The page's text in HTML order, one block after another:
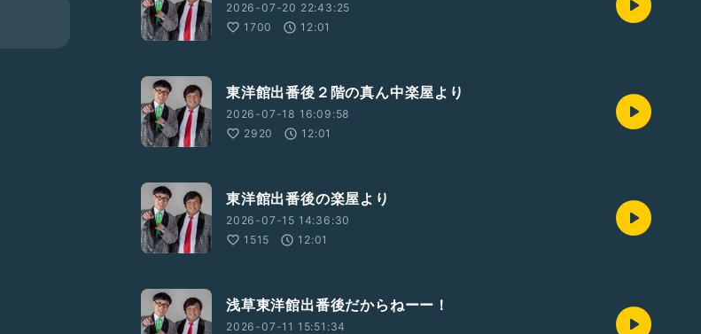
2026-07-20 22:43:25
1700
12:01
東洋館出番後２階の真ん中楽屋より
2026-07-18 16:09:58
2920
12:01
東洋館出番後の楽屋より
2026-07-15 14:36:30
1515
12:01
浅草東洋館出番後だからねーー！
2026-07-11 15:51:34